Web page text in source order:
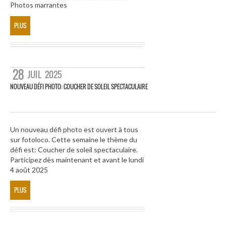
Photos marrantes
PLUS
28 JUIL 2025
NOUVEAU DÉFI PHOTO: COUCHER DE SOLEIL SPECTACULAIRE
Un nouveau défi photo est ouvert à tous
sur fotoloco. Cette semaine le thème du
défi est: Coucher de soleil spectaculaire.
Participez dès maintenant et avant le lundi
4 août 2025
PLUS